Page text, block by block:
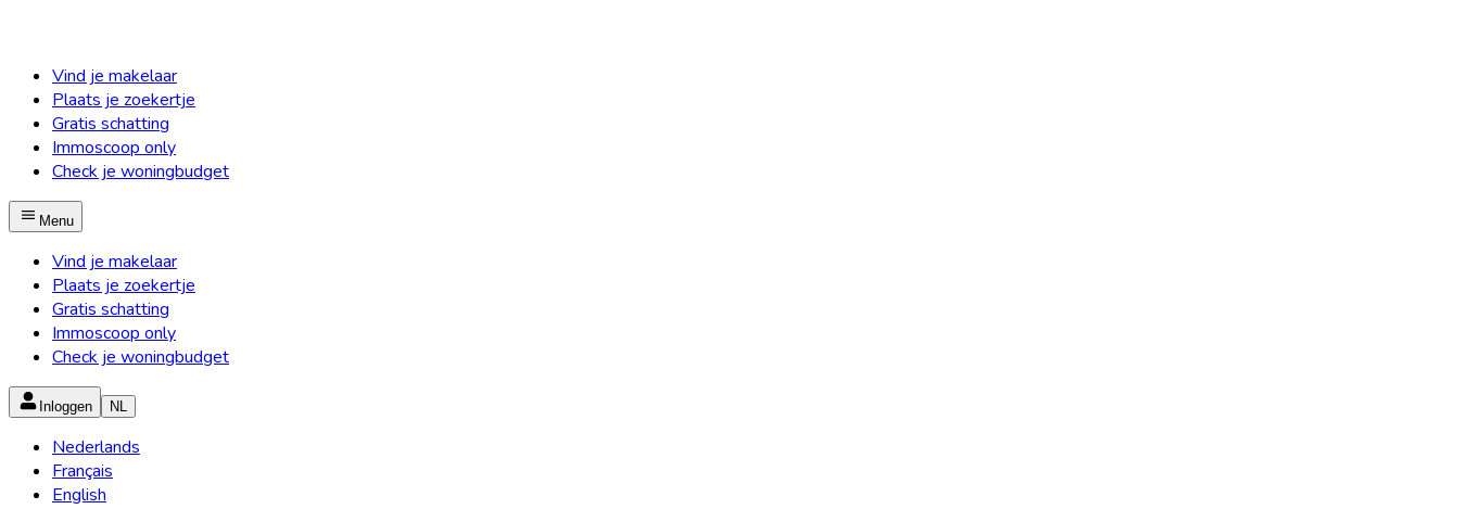
Vind je makelaar
Plaats je zoekertje
Gratis schatting
Immoscoop only
Check je woningbudget
Menu
Vind je makelaar
Plaats je zoekertje
Gratis schatting
Immoscoop only
Check je woningbudget
Inloggen NL
Nederlands
Français
English